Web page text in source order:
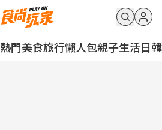
熱門美食旅行懶人包親子生活日韓